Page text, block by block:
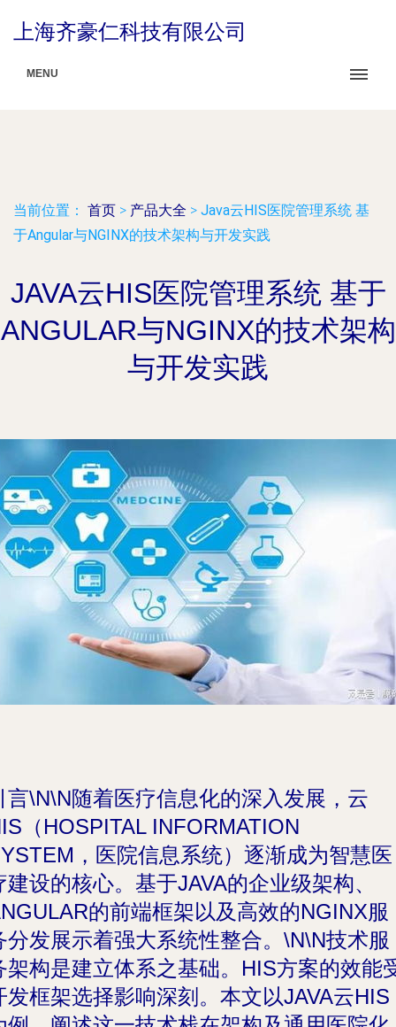
上海齐豪仁科技有限公司
MENU
当前位置： 首页 > 产品大全 > Java云HIS医院管理系统 基
于Angular与NGINX的技术架构与开发实践
JAVA云HIS医院管理系统 基于
ANGULAR与NGINX的技术架构
与开发实践
言\N\N随着医疗信息化的深入发展，云
（HOSPITAL INFORMATION
，医院信息系统）逐渐成为智慧医
建设的核心。基于JAVA的企业级架构、
的前端框架以及高效的NGINX服
分发展示着强大系统性整合。\N\N技术服
架构是建立体系之基础。HIS方案的效能
发框架选择影响深刻。本文以JAVA云HIS